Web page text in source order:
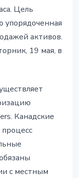
Цель
упорядоченная
активов.
19 мая, в
Канадские
с местным